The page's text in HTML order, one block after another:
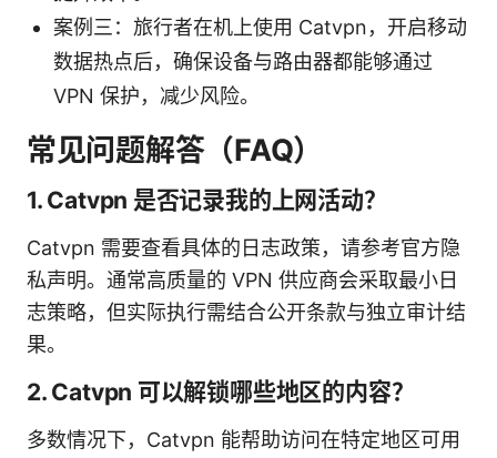
案例三：旅行者在机上使用 Catvpn，开启移动
数据热点后，确保设备与路由器都能够通过
VPN 保护，减少风险。
常见问题解答（FAQ）
1. Catvpn 是否记录我的上网活动？
Catvpn 需要查看具体的日志政策，请参考官方隐
私声明。通常高质量的 VPN 供应商会采取最小日
志策略，但实际执行需结合公开条款与独立审计结
果。
2. Catvpn 可以解锁哪些地区的内容？
多数情况下，Catvpn 能帮助访问在特定地区可用